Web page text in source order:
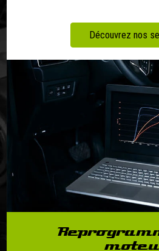
Découvrez nos